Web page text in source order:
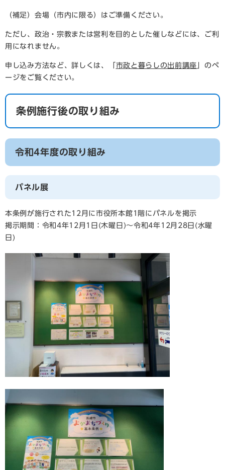
（補足）会場（市内に限る）はご準備ください。
ただし、政治・宗教または営利を目的とした催しなどには、ご利
用になれません。
申し込み方法など、詳しくは、「 市政と暮らしの出前講座 」のペ
ージをご覧ください。
条例施行後の取り組み
令和4年度の取り組み
パネル展
本条例が施行された12月に市役所本館1階にパネルを掲示
掲示期間：令和4年12月1日(木曜日)～令和4年12月28日(水曜
日)